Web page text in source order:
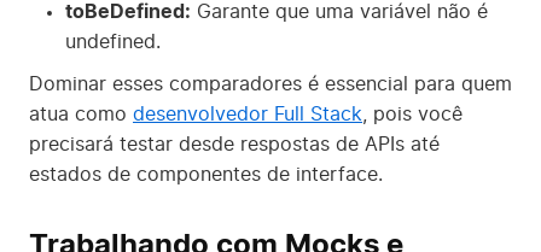
toBeDefined: Garante que uma variável não é
undefined.
Dominar esses comparadores é essencial para quem
atua como desenvolvedor Full Stack , pois você
precisará testar desde respostas de APIs até
estados de componentes de interface.
Trabalhando com Mocks e